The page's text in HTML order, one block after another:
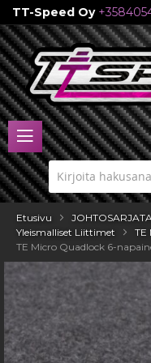
TT-Speed Oy
Skip
to
Content
Etusivu
Yleismalliset Liittimet
TE
TE Micro Quadlock 6-
Skip
the
end
of
the